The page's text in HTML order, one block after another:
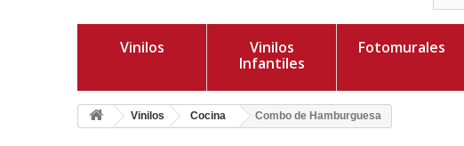
Vinilos
Vinilos
Infantiles
Fotomurales
Vinilos Cocina Combo de Hamburguesa